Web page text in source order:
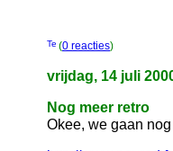
(0 reacties)
vrijdag, 14 juli
Nog meer retro
Okee, we gaan